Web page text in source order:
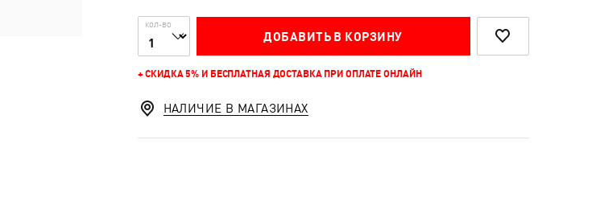
КОЛ-ВО
ДОБАВИТЬ В КОРЗИНУ
+ СКИДКА 5% И БЕСПЛАТНАЯ ДОСТАВКА ПРИ ОПЛАТЕ ОНЛАЙН
НАЛИЧИЕ В МАГАЗИНАХ